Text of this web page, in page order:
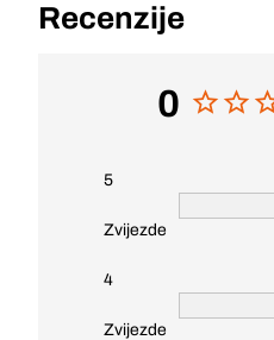
Recenzije
0
5
Zvijezde
4
Zvijezde